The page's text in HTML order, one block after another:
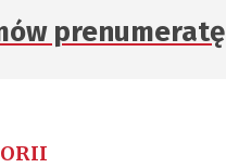
prenumeratę